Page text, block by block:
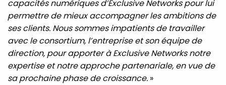
capacités numériques d’Exclusive Networks pour lui
permettre de mieux accompagner les ambitions de
ses clients. Nous sommes impatients de travailler
avec le consortium, l’entreprise et son équipe de
direction, pour apporter à Exclusive Networks notre
expertise et notre approche partenariale, en vue de
sa prochaine phase de croissance. »